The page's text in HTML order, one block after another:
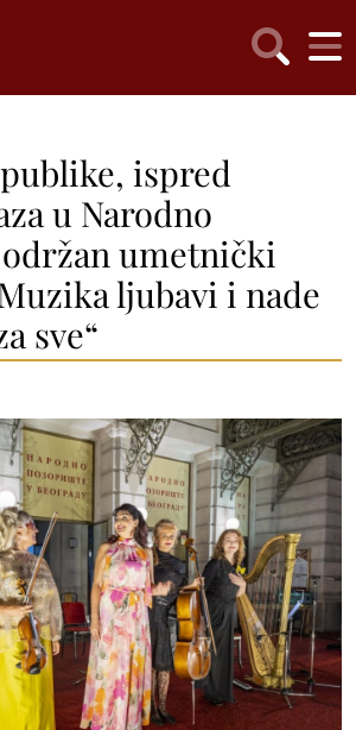
ispred
u Narodno
umetnički
ljubavi i nade
sve“